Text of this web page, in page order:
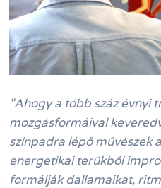
"Ahogy a több száz évnyi
mozgásformáival
színpadra lépő művészek
energetikai terükből
formálják dallamaikat,